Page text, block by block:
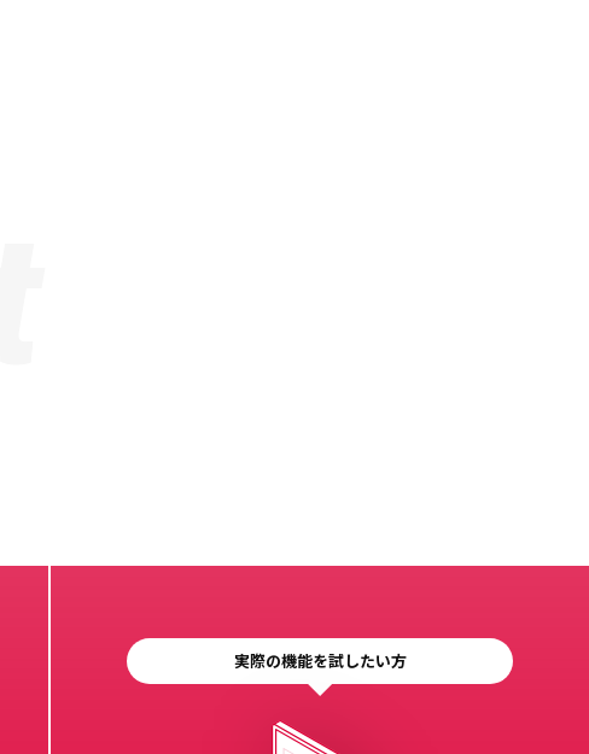
実際の機能を試したい方